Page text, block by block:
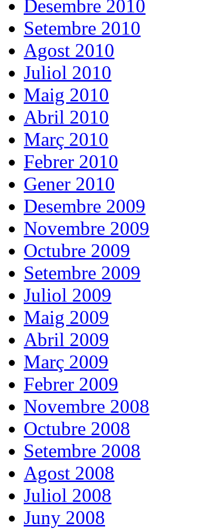
Desembre 2010
Setembre 2010
Agost 2010
Juliol 2010
Maig 2010
Abril 2010
Març 2010
Febrer 2010
Gener 2010
Desembre 2009
Novembre 2009
Octubre 2009
Setembre 2009
Juliol 2009
Maig 2009
Abril 2009
Març 2009
Febrer 2009
Novembre 2008
Octubre 2008
Setembre 2008
Agost 2008
Juliol 2008
Juny 2008